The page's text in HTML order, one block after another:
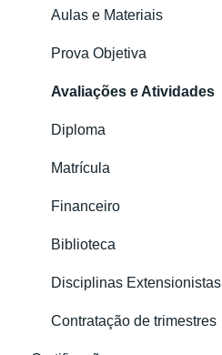
Matrícula
Meu Perfil
Avaliações
Certificado
Aulas e Materiais
Prova Objetiva
Avaliações e Atividades
Diploma
Matrícula
Financeiro
Biblioteca
Disciplinas Extensionistas
Contratação de trimestres